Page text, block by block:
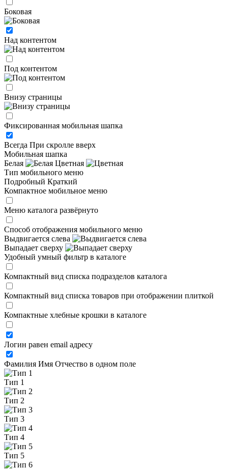
Боковая
Над контентом
Под контентом
Внизу страницы
Фиксированная мобильная шапка
Всегда При скролле вверх
Мобильная шапка
Белая
Цветная
Тип мобильного меню
Подробный Краткий
Компактное мобильное меню
Меню каталога развёрнуто
Способ отображения мобильного меню
Выдвигается слева
Выпадает сверху
Удобный умный фильтр в каталоге
Компактный вид списка подразделов каталога
Компактный вид списка товаров при отображении плиткой
Компактные хлебные крошки в каталоге
Логин равен email адресу
Фамилия Имя Отчество в одном поле
Тип 1
Тип 2
Тип 3
Тип 4
Тип 5